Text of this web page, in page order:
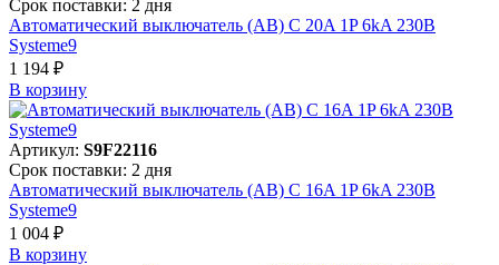
Срок поставки: 2 дня
Автоматический выключатель (АВ) C 20A 1P 6kA 230В
Systeme9
1 194 ₽
В корзинy
Артикул: S9F22116
Срок поставки: 2 дня
Автоматический выключатель (АВ) C 16A 1P 6kA 230В
Systeme9
1 004 ₽
В корзинy